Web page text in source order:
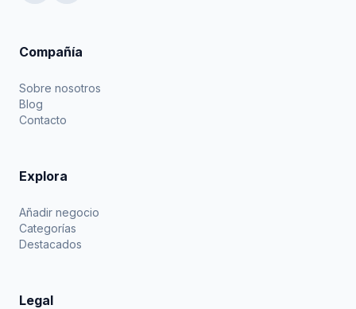
Compañía
Sobre nosotros
Blog
Contacto
Explora
Añadir negocio
Categorías
Destacados
Legal